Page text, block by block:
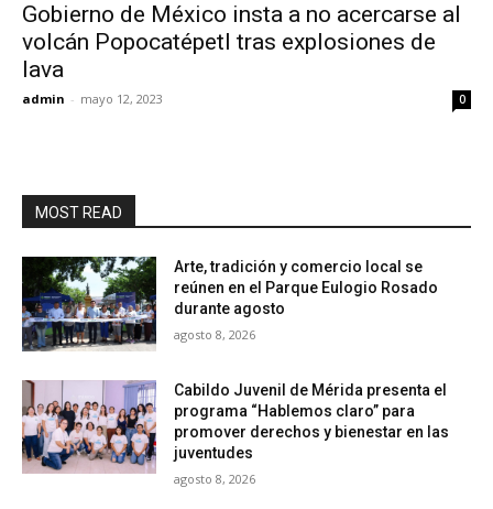
Gobierno de México insta a no acercarse al
volcán Popocatépetl tras explosiones de
lava
admin - mayo 12, 2023 0
MOST READ
Arte, tradición y comercio local se
reúnen en el Parque Eulogio Rosado
durante agosto
agosto 8, 2026
Cabildo Juvenil de Mérida presenta el
programa “Hablemos claro” para
promover derechos y bienestar en las
juventudes
agosto 8, 2026